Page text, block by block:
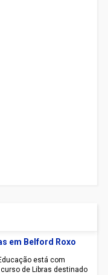
em Belford Roxo
está com
de Libras destinado